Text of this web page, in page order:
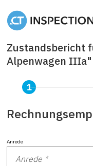
Zustandsbericht
Alpenwagen
Anrede